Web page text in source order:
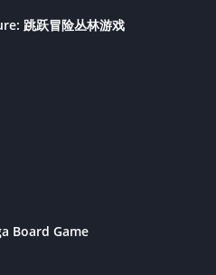
跳跃冒险丛林游戏
Board Game